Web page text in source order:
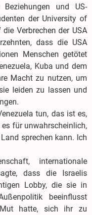
Beziehungen und US-
der University of
Verbrechen der USA
dass die USA
Menschen getötet
Kuba und dem
Macht zu nutzen, um
leiden zu lassen und
tun, das ist es,
für unwahrscheinlich,
sprechen kann. Ich
internationale
dass die Israelis
Lobby, die sie in
beeinflusst
hatte, sich ihr zu